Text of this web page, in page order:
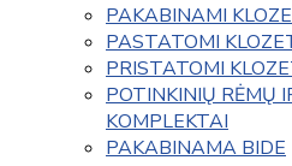
PAKABINAMI
PASTATOMI
PRISTATOMI
POTINKINIŲ RĖMŲ
KOMPLEKTAI
PAKABINAMA BIDE